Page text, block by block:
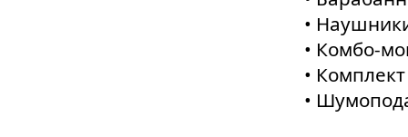
•
• Комбо-
•
•